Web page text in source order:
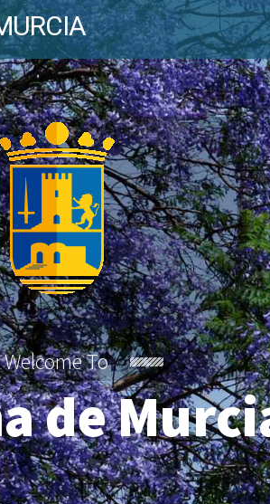
Welcome To
de